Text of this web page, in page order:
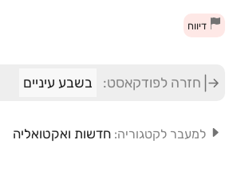
דיווח
חזרה לפודקאסט: בשבע עיניים
למעבר לקטגוריה: חדשות ואקטואליה